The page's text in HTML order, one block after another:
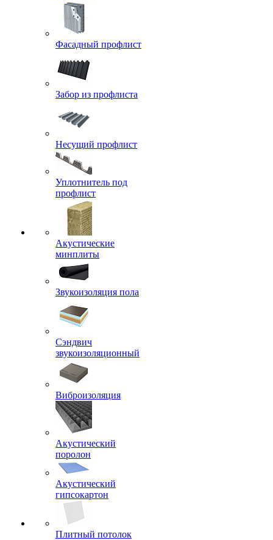
Фасадный профлист
Забор из профлиста
Несущий профлист
Уплотнитель под
профлист
Акустические
минплиты
Звукоизоляция пола
Сэндвич
звукоизоляционный
Виброизоляция
Акустический
поролон
Акустический
гипсокартон
Плитный потолок